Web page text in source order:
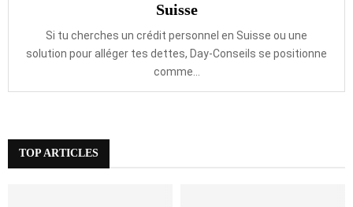
Suisse
Si tu cherches un crédit personnel en Suisse ou une
solution pour alléger tes dettes, Day-Conseils se positionne
comme...
TOP ARTICLES